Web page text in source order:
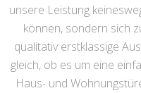
unsere Leistung
können, sondern sich
qualitativ erstklassige
gleich, ob es um eine
Haus- und